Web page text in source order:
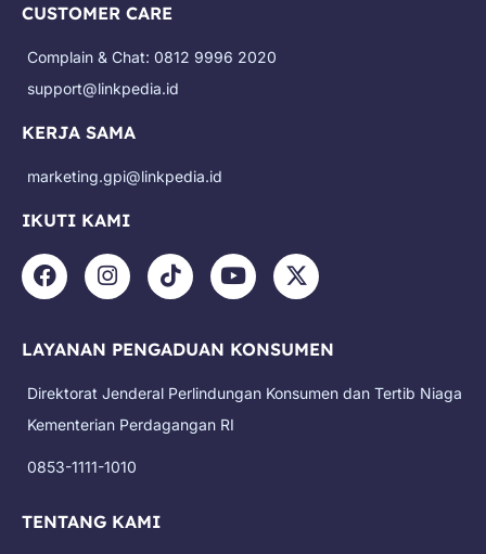
CUSTOMER CARE
Complain & Chat: 0812 9996 2020
support@linkpedia.id
KERJA SAMA
marketing.gpi@linkpedia.id
IKUTI KAMI
F
a
b
o
k
I
n
a
r
a
T
i
o
Y
o
u
e
X
-
i
t
LAYANAN PENGADUAN KONSUMEN
Direktorat Jenderal Perlindungan Konsumen dan Tertib Niaga
Kementerian Perdagangan RI
0853-1111-1010
TENTANG KAMI